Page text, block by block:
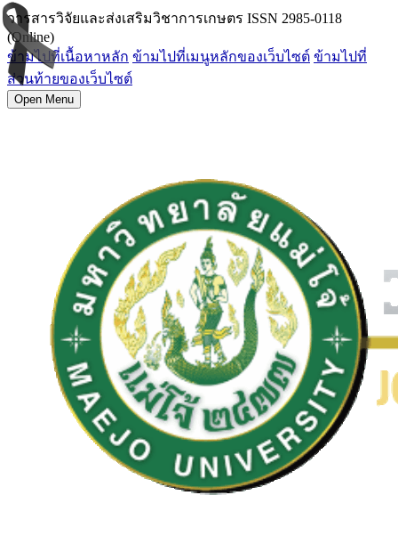
วารสารวิจัยและส่งเสริมวิชาการเกษตร ISSN 2985-0118
(Online)
ข้ามไปที่เนื้อหาหลัก ข้ามไปที่เมนูหลักของเว็บไซต์ ข้ามไปที่
ส่วนท้ายของเว็บไซต์
Open Menu